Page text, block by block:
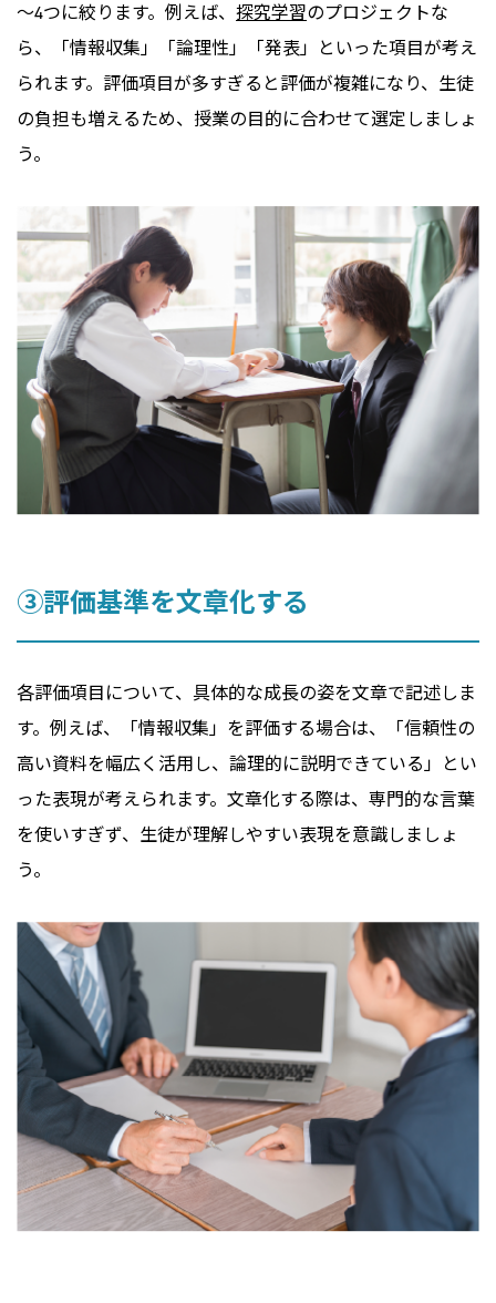
～4つに絞ります。例えば、 探究学習のプロジェクトな
ら、「情報収集」「論理性」「発表」といった項目が考え
られます。評価項目が多すぎると評価が複雑になり、生徒
の負担も増えるため、授業の目的に合わせて選定しましょ
う。
③評価基準を文章化する
各評価項目について、具体的な成長の姿を文章で記述しま
す。例えば、「情報収集」を評価する場合は、「信頼性の
高い資料を幅広く活用し、論理的に説明できている」とい
った表現が考えられます。文章化する際は、専門的な言葉
を使いすぎず、生徒が理解しやすい表現を意識しましょ
う。